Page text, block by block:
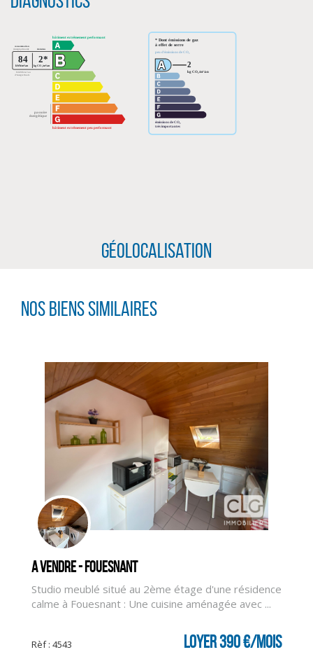
Géolocalisation
Nos biens similaires
A vendre - FOUESNANT
Studio meublé situé au 2ème étage d'une résidence
calme à Fouesnant : Une cuisine aménagée avec ...
Rèf : 4543
Loyer 390 €/mois